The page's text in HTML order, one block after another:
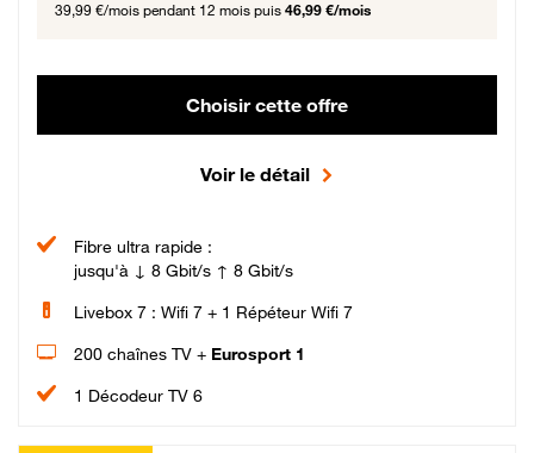
39,99 €/mois pendant 12 mois puis 46,99 €/mois
Choisir cette offre
Voir le détail
Fibre ultra rapide :
jusqu'à ↓ 8 Gbit/s ↑ 8 Gbit/s
Livebox 7 : Wifi 7 + 1 Répéteur Wifi 7
200 chaînes TV + Eurosport 1
1 Décodeur TV 6